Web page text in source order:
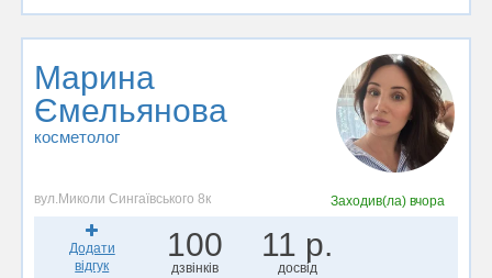
Марина
Ємельянова
косметолог
вул.Миколи Сингаївського 8к Заходив(ла) вчора
Додати
відгук
100
дзвінків
11 р.
досвід